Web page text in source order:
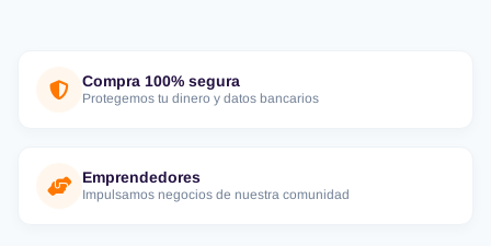
Compra 100% segura
Protegemos tu dinero y datos bancarios
Emprendedores
Impulsamos negocios de nuestra comunidad